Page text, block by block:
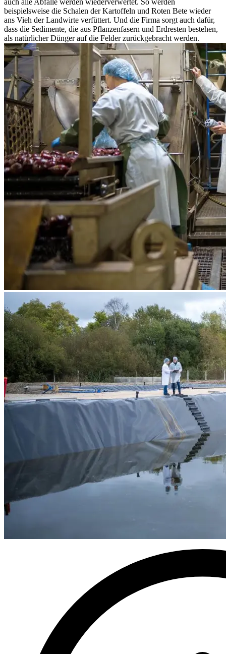
auch alle Abfälle werden wiederverwertet. So werden
beispielsweise die Schalen der Kartoffeln und Roten Bete wieder
ans Vieh der Landwirte verfüttert. Und die Firma sorgt auch dafür,
dass die Sedimente, die aus Pflanzenfasern und Erdresten bestehen,
als natürlicher Dünger auf die Felder zurückgebracht werden.